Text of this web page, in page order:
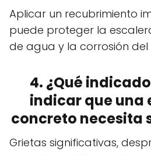
Aplicar un recubrimiento
puede proteger la
de agua y la corrosión del
4. ¿Qué
indicar que una
concreto necesita
Grietas significativas,